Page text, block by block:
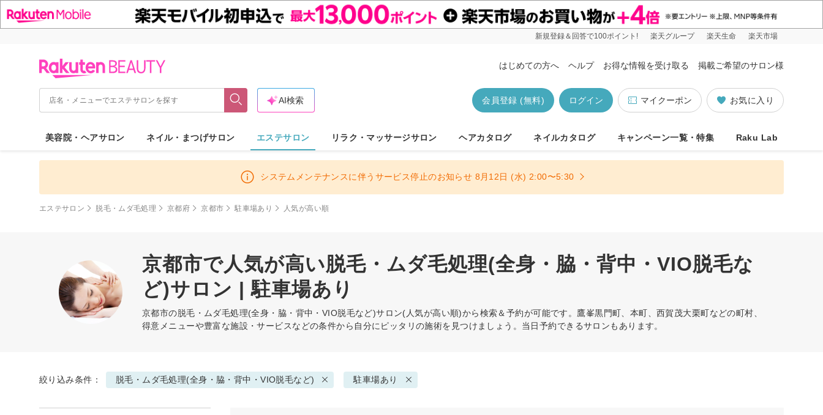
新規登録＆回答で100ポイント! 楽天グループ 楽天生命 楽天市場
はじめての方へ ヘルプ お得な情報を受け取る 掲載ご希望のサロン様
お気に入り
マイクーポン
ログイン
会員登録 (無料)
AI検索
美容院・ヘアサロン ネイル・まつげサロン エステサロン リラク・マッサージサロン ヘアカタログ ネイルカタログ キャンペーン一覧・特集 Raku Lab
システムメンテナンスに伴うサービス停止のお知らせ 8月12日 (水) 2:00〜5:30
エステサロン 脱毛・ムダ毛処理 京都府 京都市 駐車場あり 人気が高い順
京都市で人気が高い脱毛・ムダ毛処理(全身・脇・背中・VIO脱毛な
ど)サロン | 駐車場あり
京都市の脱毛・ムダ毛処理(全身・脇・背中・VIO脱毛など)サロン(人気が高い順)から検索＆予約が可能です。鷹峯黒門町、本町、西賀茂大栗町などの町村、
得意メニューや豊富な施設・サービスなどの条件から自分にピッタリの施術を見つけましょう。当日予約できるサロンもあります。
絞り込み条件： 脱毛・ムダ毛処理(全身・脇・背中・VIO脱毛など) 駐車場あり